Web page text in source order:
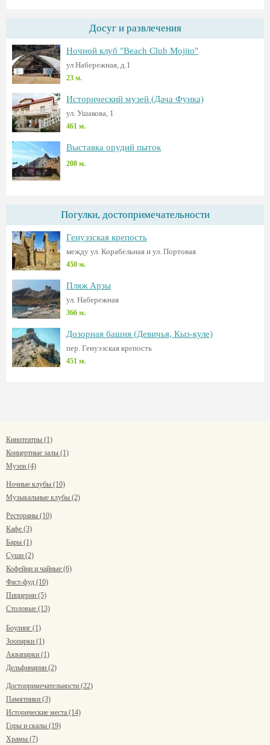
Досуг и развлечения
Ночной клуб "Beach Club Mojito"
ул Набережная, д.1
23 м.
Исторический музей (Дача Функа)
ул. Ушакова, 1
461 м.
Выставка орудий пыток
208 м.
Погулки, достопримечательности
Генуэзская крепость
между ул. Корабельная и ул. Портовая
450 м.
Пляж Арзы
ул. Набережная
366 м.
Дозорная башня (Девичья, Кыз-куле)
пер. Генуэзская крепость
451 м.
Кинотеатры (1)
Концертные залы (1)
Музеи (4)
Ночные клубы (10)
Музыкальные клубы (2)
Рестораны (10)
Кафе (3)
Бары (1)
Суши (2)
Кофейни и чайные (6)
Фаст-фуд (10)
Пиццерии (5)
Столовые (13)
Боулинг (1)
Зоопарки (1)
Аквапарки (1)
Дельфинарии (2)
Достопримечательности (22)
Памятники (3)
Исторические места (14)
Горы и скалы (19)
Храмы (7)